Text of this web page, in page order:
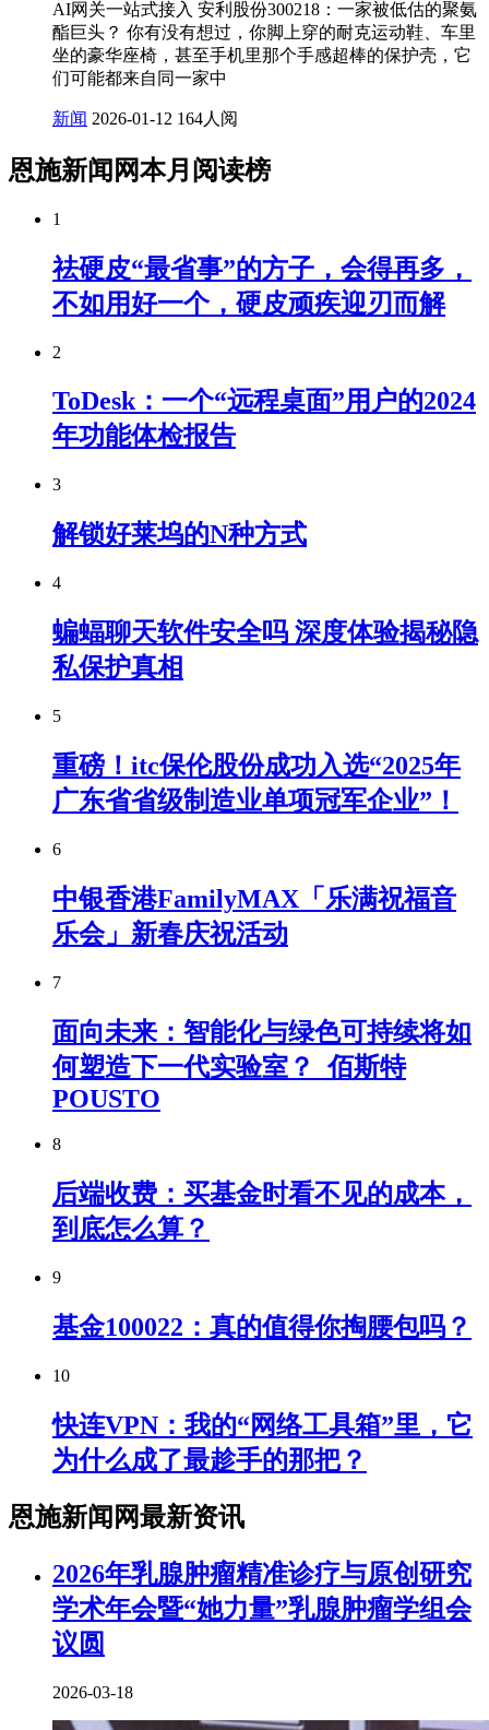
AI网关一站式接入 安利股份300218：一家被低估的聚氨
酯巨头？ 你有没有想过，你脚上穿的耐克运动鞋、车里
坐的豪华座椅，甚至手机里那个手感超棒的保护壳，它
们可能都来自同一家中
新闻 2026-01-12 164人阅
恩施新闻网本月阅读榜
1
祛硬皮“最省事”的方子，会得再多，
不如用好一个，硬皮顽疾迎刃而解
2
ToDesk：一个“远程桌面”用户的2024
年功能体检报告
3
解锁好莱坞的N种方式
4
蝙蝠聊天软件安全吗 深度体验揭秘隐
私保护真相
5
重磅！itc保伦股份成功入选“2025年
广东省省级制造业单项冠军企业”！
6
中银香港FamilyMAX「乐满祝福音
乐会」新春庆祝活动
7
面向未来：智能化与绿色可持续将如
何塑造下一代实验室？_佰斯特
POUSTO
8
后端收费：买基金时看不见的成本，
到底怎么算？
9
基金100022：真的值得你掏腰包吗？
10
快连VPN：我的“网络工具箱”里，它
为什么成了最趁手的那把？
恩施新闻网最新资讯
2026年乳腺肿瘤精准诊疗与原创研究
学术年会暨“她力量”乳腺肿瘤学组会
议圆
2026-03-18